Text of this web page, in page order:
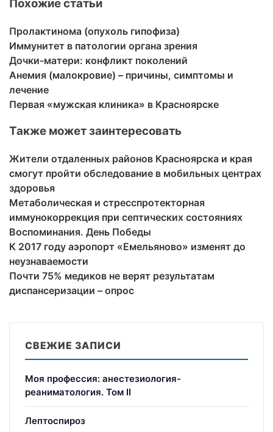
Похожие статьи
Пролактинома (опухоль гипофиза)
Иммунитет в патологии органа зрения
Дочки-матери: конфликт поколений
Анемия (малокровие) – причины, симптомы и
лечение
Первая «мужская клиника» в Красноярске
Также может заинтересовать
Жители отдаленных районов Красноярска и края
смогут пройти обследование в мобильных центрах
здоровья
Метаболическая и стресспротекторная
иммунокоррекция при септических состояниях
Воспоминания. День Победы
К 2017 году аэропорт «Емельяново» изменят до
неузнаваемости
Почти 75% медиков не верят результатам
диспансеризации – опрос
СВЕЖИЕ ЗАПИСИ
Моя профессия: анестезиология-
реаниматология. Том II
Лептоспироз